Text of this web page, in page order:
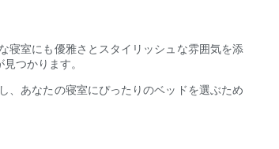
寝室にも優雅さとスタイリッシュな雰囲気を添
つかります。
、あなたの寝室にぴったりのベッドを選ぶため